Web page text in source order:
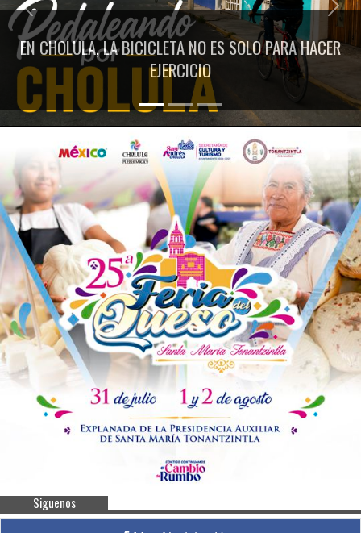
EN CHOLULA, LA BICICLETA NO ES SOLO PARA HACER
EJERCICIO
Previous Next
Siguenos